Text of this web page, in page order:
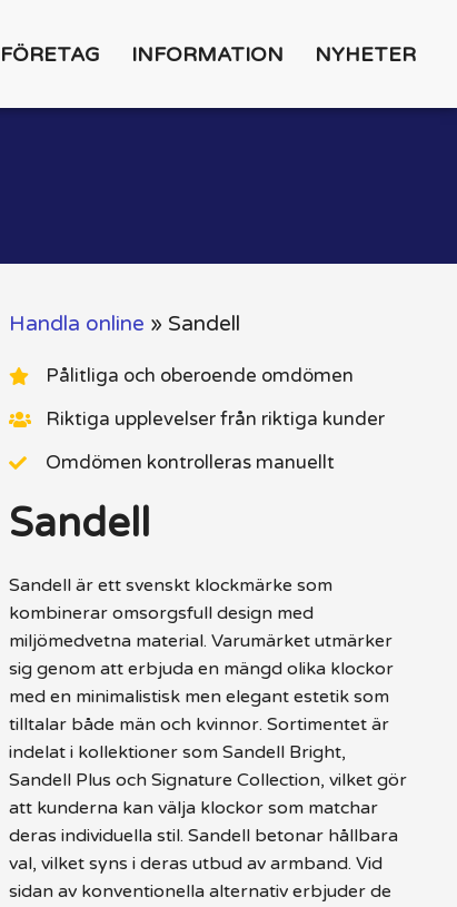
FÖRETAG INFORMATION NYHETER
Handla online » Sandell
Pålitliga och oberoende omdömen
Riktiga upplevelser från riktiga kunder
Omdömen kontrolleras manuellt
Sandell
Sandell är ett svenskt klockmärke som
kombinerar omsorgsfull design med
miljömedvetna material. Varumärket utmärker
sig genom att erbjuda en mängd olika klockor
med en minimalistisk men elegant estetik som
tilltalar både män och kvinnor. Sortimentet är
indelat i kollektioner som Sandell Bright,
Sandell Plus och Signature Collection, vilket gör
att kunderna kan välja klockor som matchar
deras individuella stil. Sandell betonar hållbara
val, vilket syns i deras utbud av armband. Vid
sidan av konventionella alternativ erbjuder de